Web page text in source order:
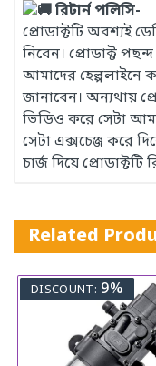
রিটার্ন পলিসি-
প্রোডাক্টটি অবশ্যই
নিবেন। প্রোডাক্ট
আমাদের
জানাবেন। অন্যথায়
ভিডিও করে সেটা
সেটা এক্সচেঞ্জ করে
চার্জ দিয়ে
Related
DISCOUNT: 9%